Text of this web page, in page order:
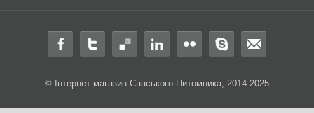
© Інтернет-магазин Спаського Питомника, 2014-2025